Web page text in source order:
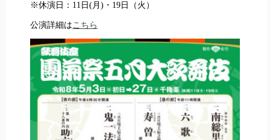
※休演日：11日(月)・19日（火）
公演詳細はこちら